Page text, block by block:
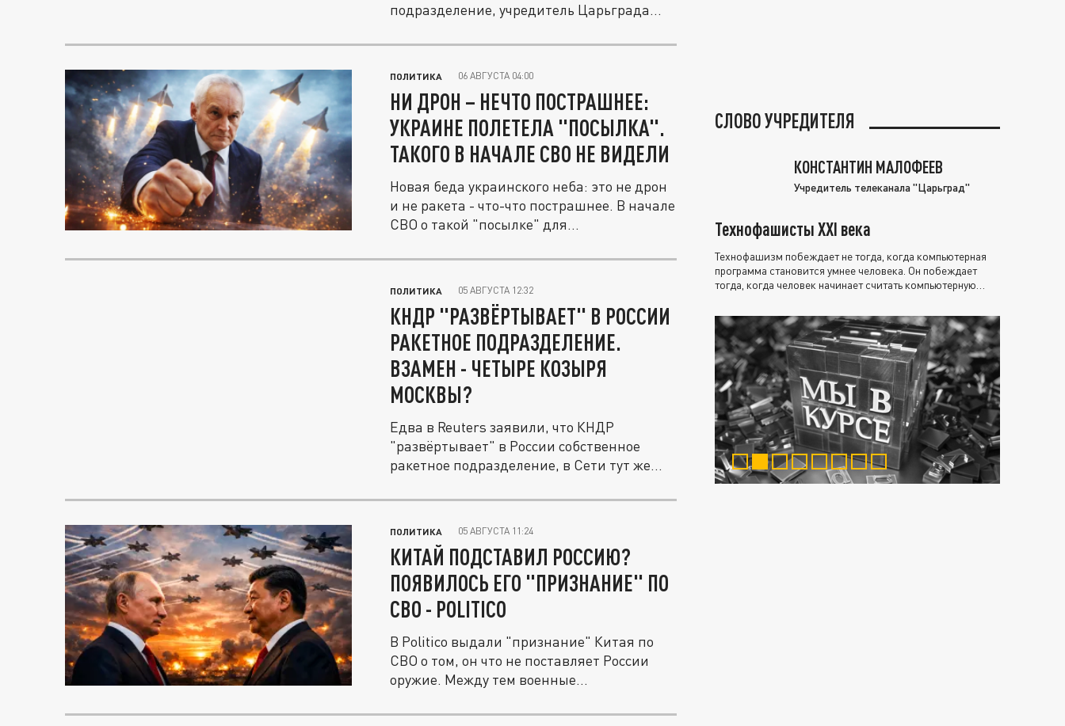
подразделение, учредитель Царьграда...
ПОЛИТИКА 06 АВГУСТА 04:00
НИ ДРОН – НЕЧТО ПОСТРАШНЕЕ:
УКРАИНЕ ПОЛЕТЕЛА "ПОСЫЛКА".
ТАКОГО В НАЧАЛЕ СВО НЕ ВИДЕЛИ
Новая беда украинского неба: это не дрон
и не ракета - что-что пострашнее. В начале
СВО о такой "посылке" для...
ПОЛИТИКА 05 АВГУСТА 12:32
КНДР "РАЗВЁРТЫВАЕТ" В РОССИИ
РАКЕТНОЕ ПОДРАЗДЕЛЕНИЕ.
ВЗАМЕН - ЧЕТЫРЕ КОЗЫРЯ
МОСКВЫ?
Едва в Reuters заявили, что КНДР
"развёртывает" в России собственное
ракетное подразделение, в Сети тут же...
ПОЛИТИКА 05 АВГУСТА 11:24
КИТАЙ ПОДСТАВИЛ РОССИЮ?
ПОЯВИЛОСЬ ЕГО "ПРИЗНАНИЕ" ПО
СВО - POLITICO
В Politico выдали "признание" Китая по
СВО о том, он что не поставляет России
оружие. Между тем военные...
СЛОВО УЧРЕДИТЕЛЯ
КОНСТАНТИН МАЛОФЕЕВ
Учредитель телеканала "Царьград"
Технофашисты XXI века
Технофашизм побеждает не тогда, когда компьютерная
программа становится умнее человека. Он побеждает
тогда, когда человек начинает считать компьютерную